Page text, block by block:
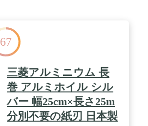
67
三菱アルミニウム 長
巻 アルミホイル シル
バー 幅25cm×長さ25m
分別不要の紙刃 日本製